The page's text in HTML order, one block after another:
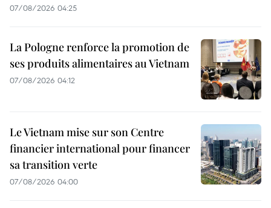
07/08/2026 04:25
La Pologne renforce la promotion de
ses produits alimentaires au Vietnam
07/08/2026 04:12
Le Vietnam mise sur son Centre
financier international pour financer
sa transition verte
07/08/2026 04:00